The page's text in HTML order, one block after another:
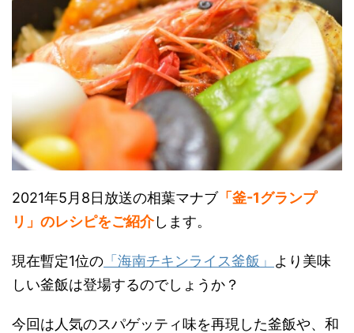
2021年5月8日放送の相葉マナブ「釜-1グランプ
リ」のレシピをご紹介します。
現在暫定1位の 「海南チキンライス釜飯」 より美味
しい釜飯は登場するのでしょうか？
今回は人気のスパゲッティ味を再現した釜飯や、和